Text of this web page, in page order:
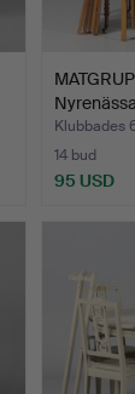
Klubbades
14 bud
95 USD